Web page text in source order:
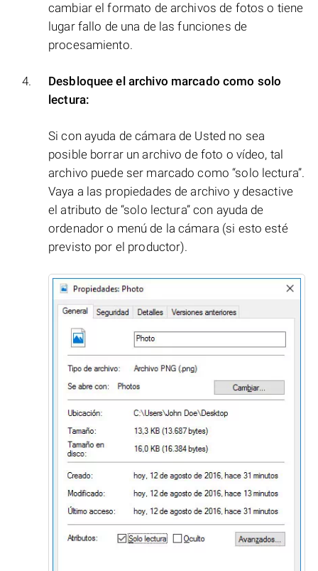
cambiar el formato de archivos de fotos o tiene
lugar fallo de una de las funciones de
procesamiento.
Desbloquee el archivo marcado como solo
lectura:
Si con ayuda de cámara de Usted no sea
posible borrar un archivo de foto o vídeo, tal
archivo puede ser marcado como “solo lectura”.
Vaya a las propiedades de archivo y desactive
el atributo de “solo lectura” con ayuda de
ordenador o menú de la cámara (si esto esté
previsto por el productor).